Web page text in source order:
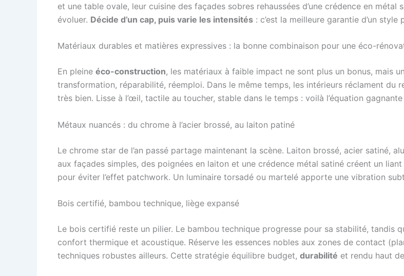
et une table ovale, leur cuisine des façades sobres rehaussées d’une crédence en
évoluer. Décide d’un cap, puis varie les intensités : c’est la meilleure garantie d’un style
Matériaux durables et matières expressives : la bonne combinaison pour une éco-
En pleine éco-construction, les matériaux à faible impact ne sont plus un bonus, mais
transformation, réparabilité, réemploi. Dans le même temps, les intérieurs réclament du
très bien. Lisse à l’œil, tactile au toucher, stable dans le temps : voilà l’équation
Métaux nuancés : du chrome à l’acier brossé, au laiton patiné
Le chrome star de l’an passé partage maintenant la scène. Laiton brossé, acier satiné,
aux façades simples, des poignées en laiton et une crédence métal satiné créent un
pour éviter l’effet patchwork. Un luminaire torsadé ou martelé apporte une vibration
Bois certifié, bambou technique, liège expansé
Le bois certifié reste un pilier. Le bambou technique progresse pour sa stabilité, tandis
confort thermique et acoustique. Réserve les essences nobles aux zones de contact
techniques robustes ailleurs. Cette stratégie équilibre budget, durabilité et rendu haut